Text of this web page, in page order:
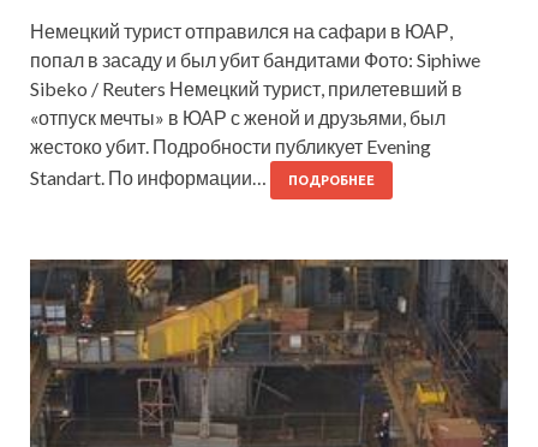
Немецкий турист отправился на сафари в ЮАР,
попал в засаду и был убит бандитами Фото: Siphiwe
Sibeko / Reuters Немецкий турист, прилетевший в
«отпуск мечты» в ЮАР с женой и друзьями, был
жестоко убит. Подробности публикует Evening
Standart. По информации…
ПОДРОБНЕЕ